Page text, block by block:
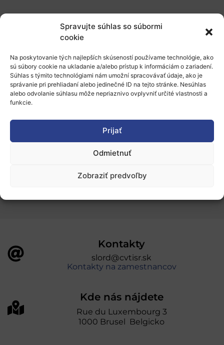
Spravujte súhlas so súbormi
cookie
Na poskytovanie tých najlepších skúseností používame technológie, ako
sú súbory cookie na ukladanie a/alebo prístup k informáciám o zariadení.
Súhlas s týmito technológiami nám umožní spracovávať údaje, ako je
správanie pri prehliadaní alebo jedinečné ID na tejto stránke. Nesúhlas
alebo odvolanie súhlasu môže nepriaznivo ovplyvniť určité vlastnosti a
funkcie.
Prijať
Odmietnuť
Zobraziť predvoľby
O nás
Financovanie a podpora
Stáže a pobyty
Ochrana osobných údajov
„Projekt SK4ERA II je spolufinancovaný Európskou
úniou v rámci Programu Slovensko. Portál
Kontakty
slord@cvtisr.sk
Kontakty na zamestnancov
Kde nás nájdete
Rue du Luxembourg 3
1000 Brusel Belgicko